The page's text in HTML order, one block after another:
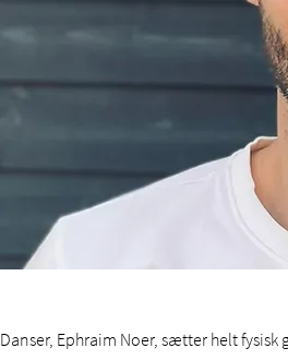
Danser, Ephraim Noer, sætter helt